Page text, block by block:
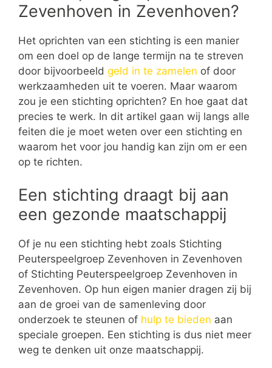
Zevenhoven in Zevenhoven?
Het oprichten van een stichting is een manier
om een doel op de lange termijn na te streven
door bijvoorbeeld geld in te zamelen of door
werkzaamheden uit te voeren. Maar waarom
zou je een stichting oprichten? En hoe gaat dat
precies te werk. In dit artikel gaan wij langs alle
feiten die je moet weten over een stichting en
waarom het voor jou handig kan zijn om er een
op te richten.
Een stichting draagt bij aan
een gezonde maatschappij
Of je nu een stichting hebt zoals Stichting
Peuterspeelgroep Zevenhoven in Zevenhoven
of Stichting Peuterspeelgroep Zevenhoven in
Zevenhoven. Op hun eigen manier dragen zij bij
aan de groei van de samenleving door
onderzoek te steunen of hulp te bieden aan
speciale groepen. Een stichting is dus niet meer
weg te denken uit onze maatschappij.